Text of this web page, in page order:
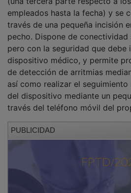
empleados hasta la fecha) y se
través de una pequeña incisión
pecho. Dispone de
pero con la seguridad que debe
dispositivo médico, y permite
de detección de arritmias
así como realizar el
del dispositivo mediante un
través del teléfono móvil del